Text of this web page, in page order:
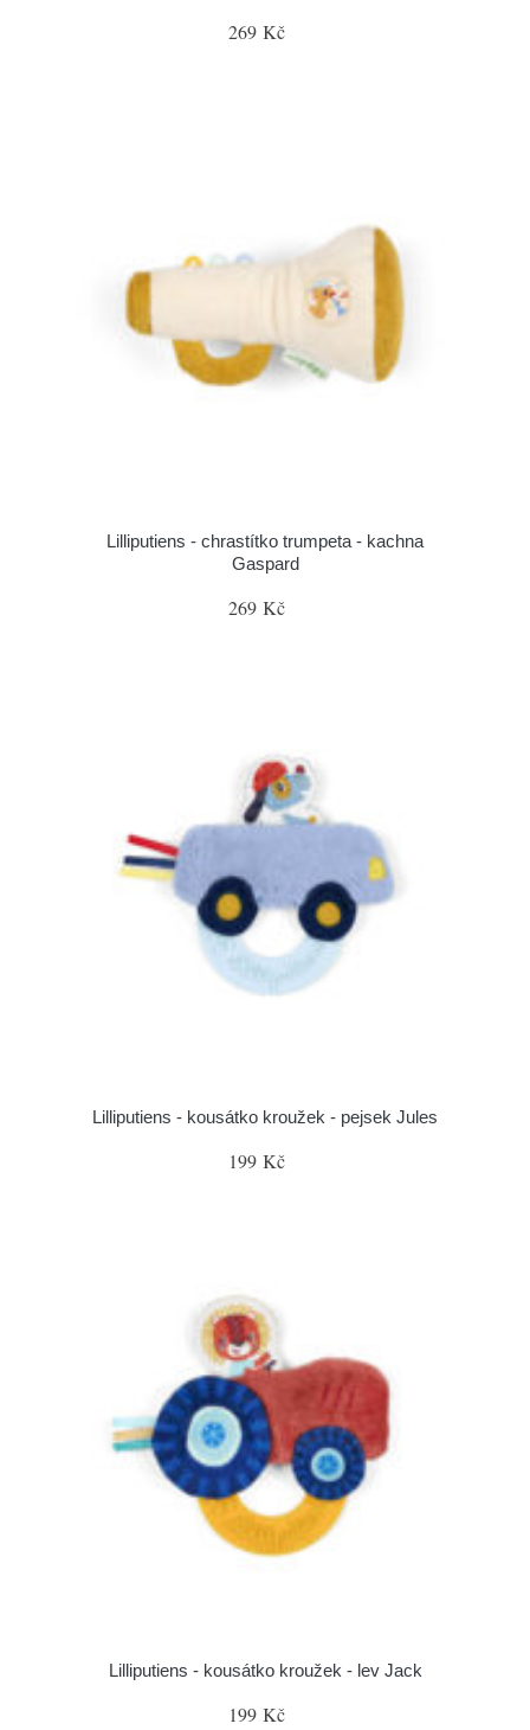
269 Kč
Lilliputiens - chrastítko trumpeta - kachna
Gaspard
269 Kč
Lilliputiens - kousátko kroužek - pejsek Jules
199 Kč
Lilliputiens - kousátko kroužek - lev Jack
199 Kč